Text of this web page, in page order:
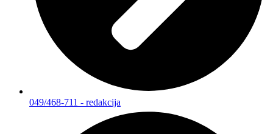
049/468-711 - redakcija